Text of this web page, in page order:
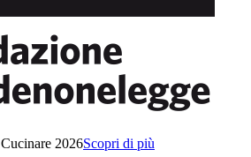
2026Scopri di più